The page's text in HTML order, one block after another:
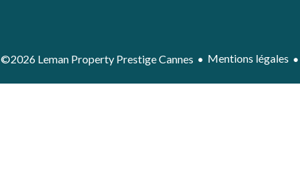
©2026 Leman Property Prestige Cannes Mentions légales